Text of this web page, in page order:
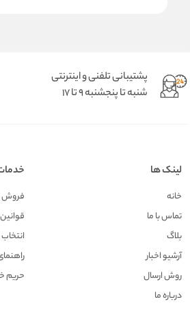
پشتیبانی تلفنی و اینترنتی
شنبه تا پنجشنبه 9 تا 17
لینک ها
خانه
تماس با ما
بلاگ
آرشیو اخبار
روش ارسال
درباره ما
فروش
حریم